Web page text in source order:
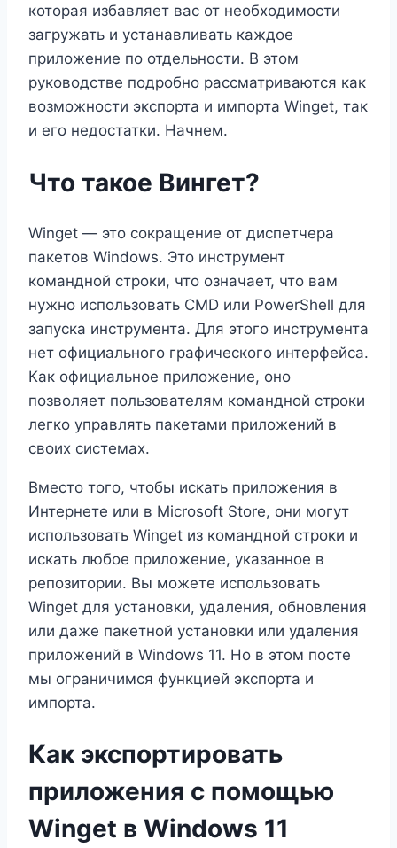
которая избавляет вас от необходимости
загружать и устанавливать каждое
приложение по отдельности. В этом
руководстве подробно рассматриваются как
возможности экспорта и импорта Winget, так
и его недостатки. Начнем.
Что такое Вингет?
Winget — это сокращение от диспетчера
пакетов Windows. Это инструмент
командной строки, что означает, что вам
нужно использовать CMD или PowerShell для
запуска инструмента. Для этого инструмента
нет официального графического интерфейса.
Как официальное приложение, оно
позволяет пользователям командной строки
легко управлять пакетами приложений в
своих системах.
Вместо того, чтобы искать приложения в
Интернете или в Microsoft Store, они могут
использовать Winget из командной строки и
искать любое приложение, указанное в
репозитории. Вы можете использовать
Winget для установки, удаления, обновления
или даже пакетной установки или удаления
приложений в Windows 11. Но в этом посте
мы ограничимся функцией экспорта и
импорта.
Как экспортировать
приложения с помощью
Winget в Windows 11